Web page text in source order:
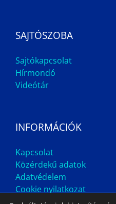
SAJTÓSZOBA
Sajtókapcsolat
Hírmondó
Videótár
INFORMÁCIÓK
Kapcsolat
Közérdekű adatok
Adatvédelem
Cookie nyilatkozat